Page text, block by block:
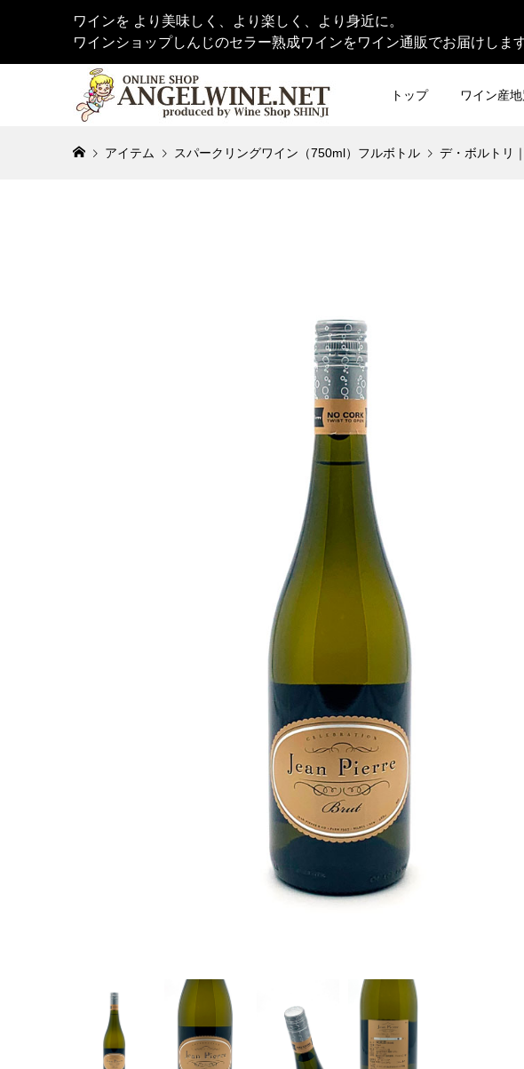
ワインを より美味しく、より楽しく、より身近に。
ワインショップしんじのセラー熟成ワインをワイン通販でお届けします
トップ ワイン産地
アイテム スパークリングワイン（750ml）フルボトル デ・ボルトリ